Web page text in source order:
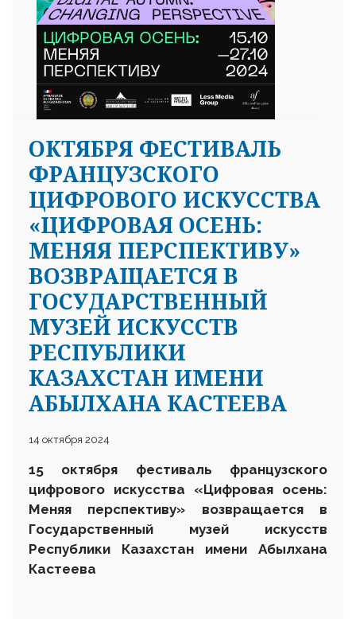
ОКТЯБРЯ ФЕСТИВАЛЬ
ФРАНЦУЗСКОГО
ЦИФРОВОГО ИСКУССТВА
«ЦИФРОВАЯ ОСЕНЬ:
МЕНЯЯ ПЕРСПЕКТИВУ»
ВОЗВРАЩАЕТСЯ В
ГОСУДАРСТВЕННЫЙ
МУЗЕЙ ИСКУССТВ
РЕСПУБЛИКИ
КАЗАХСТАН ИМЕНИ
АБЫЛХАНА КАСТЕЕВА
14 октября 2024
15 октября фестиваль французского
цифрового искусства «Цифровая осень:
Меняя перспективу» возвращается в
Государственный музей искусств
Республики Казахстан имени Абылхана
Кастеева